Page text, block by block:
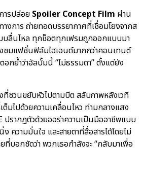
ารปล่อย Spoiler Concept Film ผ่าน
างการ ถ่ายทอดบรรยากาศที่เชื่อมโยงจากส
บลื่นไหล ทุกช็อตทุกเฟรมถูกออกแบบมา
ชมแฟชั่นฟิล์มไฮเอนด์มากกว่าคอนเทนต์
อกย้ำว่าอัลบั้มนี้ “ไม่ธรรมดา” ตั้งแต่ยัง
งที่ชวนขยับหัวไปตามบีต สลับภาพหลังเวที
มไปด้วยความเคลื่อนไหว ท่ามกลางแสง
ปรากฏตัวด้วยออร่าความเป็นมืออาชีพแบบ
ความมั่นใจ และสายตาที่สื่อสารได้โดยไม่
บอกชัดว่า พวกเธอกำลังจะ “กลับมาเพื่อ